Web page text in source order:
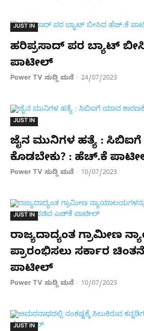
JUST IN
ಹರಿಪ್ರಸಾದ್ ಪರ ಬ್ಯಾಟ್
ಪಾಟೀಲ್
Power TV ಸುದ್ದಿ ಮನೆ - 24/07/2023
JUST IN
ಜೈನ ಮುನಿಗಳ ಹತ್ಯೆ :
ಕೊಡಬೇಕು? : ಹೆಚ್.ಕೆ
Power TV ಸುದ್ದಿ ಮನೆ - 10/07/2023
JUST IN
ರಾಜ್ಯದಾದ್ಯಂತ ಗ್ರಾಮೀಣ
ಪ್ರಾರಂಭಿಸಲು ಸರ್ಕಾರ
ಪಾಟೀಲ್
Power TV ಸುದ್ದಿ ಮನೆ - 10/07/2023
JUST IN